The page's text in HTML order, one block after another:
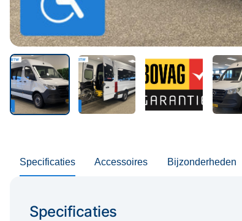
Specificaties Accessoires Bijzonderheden
Specificaties